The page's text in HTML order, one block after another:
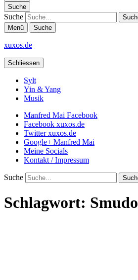
Suche
Suche
Menü Suche
xuxos.de
Schliessen
Sylt
Yin & Yang
Musik
Manfred Mai Facebook
Facebook xuxos.de
Twitter xuxos.de
Google+ Manfred Mai
Meine Socials
Kontakt / Impressum
Suche
Schlagwort: Smudo